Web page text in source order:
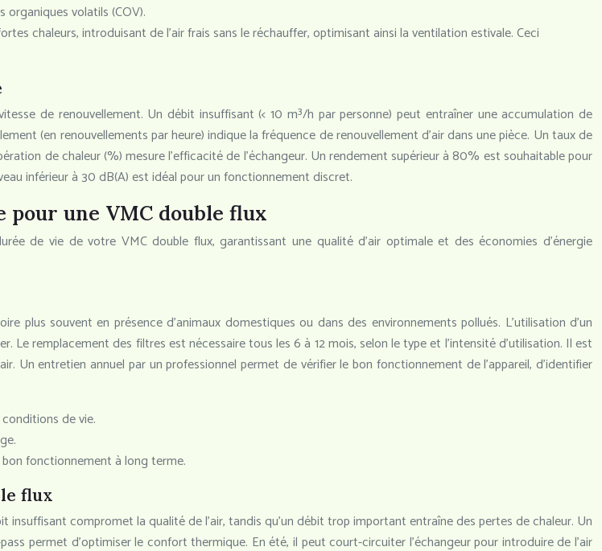
volatils (COV).
chaleurs, introduisant de l’air frais sans le réchauffer, optimisant ainsi la ventilation estivale. Ceci
de renouvellement. Un débit insuffisant (< 10 m³/h par personne) peut entraîner une accumulation de
(en renouvellements par heure) indique la fréquence de renouvellement d’air dans une pièce. Un taux de
de chaleur (%) mesure l’efficacité de l’échangeur. Un rendement supérieur à 80% est souhaitable pour
inférieur à 30 dB(A) est idéal pour un fonctionnement discret.
une VMC double flux
de vie de votre VMC double flux, garantissant une qualité d’air optimale et des économies d’énergie
souvent en présence d’animaux domestiques ou dans des environnements pollués. L’utilisation d’un
remplacement des filtres est nécessaire tous les 6 à 12 mois, selon le type et l’intensité d’utilisation. Il est
Un entretien annuel par un professionnel permet de vérifier le bon fonctionnement de l’appareil, d’identifier
de vie.
fonctionnement à long terme.
flux
compromet la qualité de l’air, tandis qu’un débit trop important entraîne des pertes de chaleur. Un
permet d’optimiser le confort thermique. En été, il peut court-circuiter l’échangeur pour introduire de l’air